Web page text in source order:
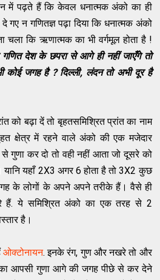
में पढ़ते हैं कि केवल धनात्मक अंको का ही
गए न गणितज्ञ पढ़ा दिया कि धनात्मक अंको
चला कि ऋणात्मक का भी वर्गमूल होता है !
देश के छपरा से आगे ही नहीं जाएँगे तो
जगह है ? दिल्ली, लंदन तो अभी दूर है
को बढ़ा दें तो बृहतसमिश्रित प्रांत का नाम
क्षेत्र में रहने वाले अंको की एक मजेदार
गुणा कर दो तो वही नहीं आता जो दूसरे को
यहाँ 2X3 अगर 6 होता है तो 3X2 कुछ
के लोगों के अपने अपने तरीके हैं। वैसे ही
ये समिश्रित अंको का एक तरह से 2
है।
ओक्टोनायन. इनके रंग, गुण और नखरे तो और
का आपसी गुणा आगे की जगह पीछे से कर देने